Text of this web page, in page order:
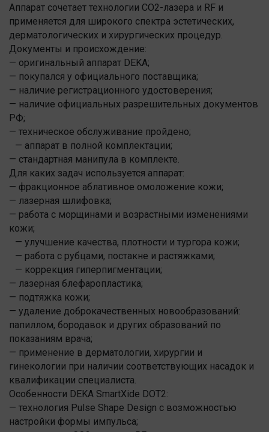
Аппарат сочетает технологии CO2-лазера и RF и
применяется для широкого спектра эстетических,
дерматологических и хирургических процедур.
Документы и происхождение:
— оригинальный аппарат DEKA;
— покупался у официального поставщика;
— наличие регистрационного удостоверения;
— наличие официальных разрешительных документов
РФ;
— техническое обслуживание пройдено;
— аппарат в полной комплектации;
— стандартная манипула в комплекте.
Для каких задач используется аппарат:
— фракционное аблативное омоложение кожи;
— лазерная шлифовка;
— работа с морщинами и возрастными изменениями
кожи;
— улучшение качества, плотности и тургора кожи;
— работа с рубцами, постакне и растяжками;
— коррекция гиперпигментации;
— лазерная блефаропластика;
— подтяжка кожи;
— удаление доброкачественных новообразований:
папиллом, бородавок и других образований по
показаниям врача;
— применение в дерматологии, хирургии и
гинекологии при наличии соответствующих насадок и
квалификации специалиста.
Особенности DEKA SmartXide DOT2:
— технология Pulse Shape Design с возможностью
настройки формы импульса;